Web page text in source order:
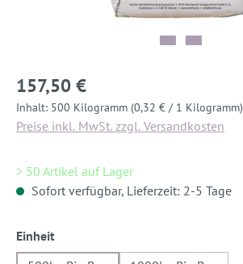
157,50 €
Inhalt: 500 Kilogramm (0,32 € / 1 Kilogramm)
Preise inkl. MwSt. zzgl. Versandkosten
> 50 Artikel auf Lager
Sofort verfügbar, Lieferzeit: 2-5 Tage
Einheitauswählen